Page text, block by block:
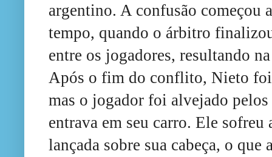
argentino. A confusão começou
tempo, quando o árbitro
entre os jogadores, resultando
Após o fim do conflito, Nieto foi
mas o jogador foi alvejado
entrava em seu carro. Ele sofreu
lançada sobre sua cabeça, o